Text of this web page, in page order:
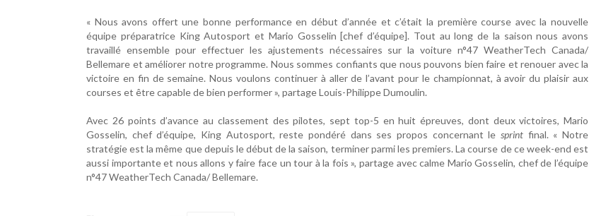
« Nous avons offert une bonne performance en début d’année et c’était la première course avec la nouvelle
équipe préparatrice King Autosport et Mario Gosselin [chef d’équipe]. Tout au long de la saison nous avons
travaillé ensemble pour effectuer les ajustements nécessaires sur la voiture n°47 WeatherTech Canada/
Bellemare et améliorer notre programme. Nous sommes confiants que nous pouvons bien faire et renouer avec la
victoire en fin de semaine. Nous voulons continuer à aller de l’avant pour le championnat, à avoir du plaisir aux
courses et être capable de bien performer », partage Louis-Philippe Dumoulin.
Avec 26 points d’avance au classement des pilotes, sept top-5 en huit épreuves, dont deux victoires, Mario
Gosselin, chef d’équipe, King Autosport, reste pondéré dans ses propos concernant le sprint final. « Notre
stratégie est la même que depuis le début de la saison, terminer parmi les premiers. La course de ce week-end est
aussi importante et nous allons y faire face un tour à la fois », partage avec calme Mario Gosselin, chef de l’équipe
n°47 WeatherTech Canada/ Bellemare.